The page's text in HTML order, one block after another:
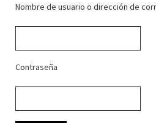
Nombre de usuario o dirección de
Contraseña